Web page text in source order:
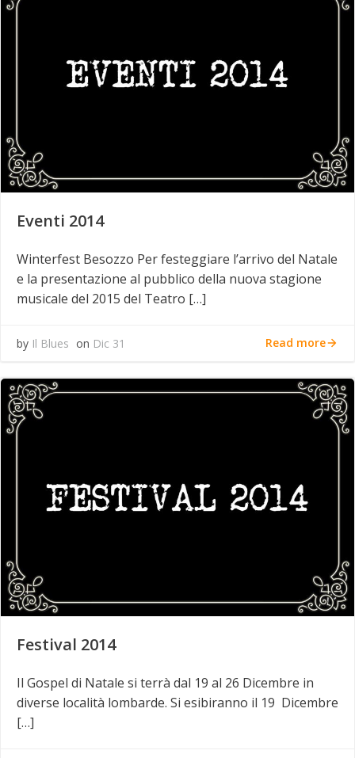
Eventi 2014
Winterfest Besozzo Per festeggiare l’arrivo del Natale
e la presentazione al pubblico della nuova stagione
musicale del 2015 del Teatro […]
by Il Blues on Dic 31 Read more
Festival 2014
Il Gospel di Natale si terrà dal 19 al 26 Dicembre in
diverse località lombarde. Si esibiranno il 19 Dicembre
[…]